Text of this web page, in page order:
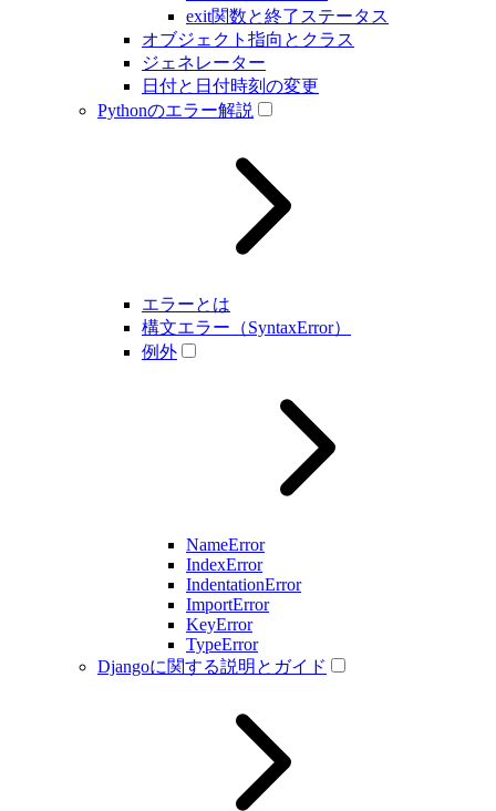
exit関数と終了ステータス
オブジェクト指向とクラス
ジェネレーター
日付と日付時刻の変更
Pythonのエラー解説
エラーとは
構文エラー（SyntaxError）
例外
NameError
IndexError
IndentationError
ImportError
KeyError
TypeError
Djangoに関する説明とガイド